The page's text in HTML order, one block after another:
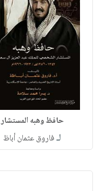
حافظ وهبه المستشار
لـفاروق عثمان أباظ